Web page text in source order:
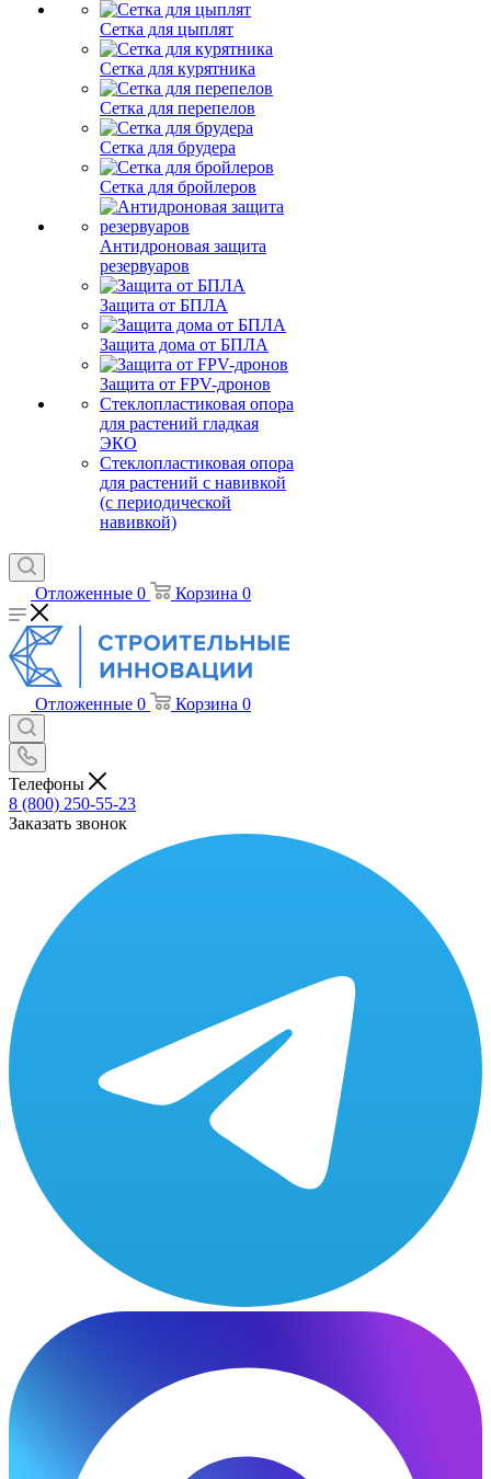
Сетка для цыплят
Сетка для курятника
Сетка для перепелов
Сетка для брудера
Сетка для бройлеров
Антидроновая защита
резервуаров
Защита от БПЛА
Защита дома от БПЛА
Защита от FPV-дронов
Стеклопластиковая опора
для растений гладкая
ЭКО
Стеклопластиковая опора
для растений с навивкой
(с периодической
навивкой)
Отложенные 0 Корзина 0
Отложенные 0 Корзина 0
Телефоны
8 (800) 250-55-23
Заказать звонок